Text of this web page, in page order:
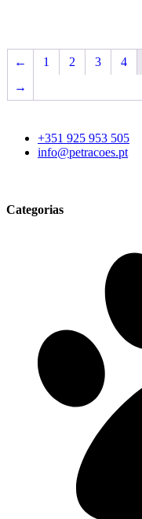
The
options
chosen
the
product
page
← 1 2 3 4
→
+351 925 953 505
info@petracoes.pt
Categorias